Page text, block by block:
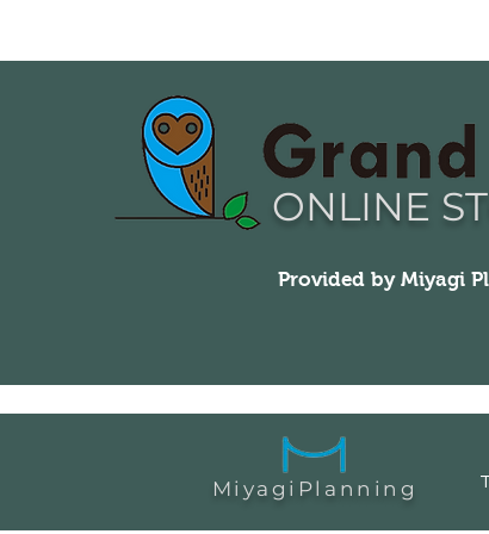
ONLINE
Provided by Miyagi
MiyagiPlanning